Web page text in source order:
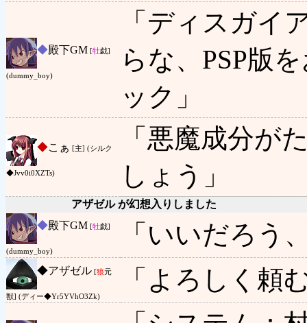
◆殿下GM [牡戯]
(dummy_boy)
「ディスガイ
らな、PSP版
ック」
◆こぁ [主] (シルク
◆Jvv0i0XZTs)
「悪魔成分が
しょう」
アザゼル が幻想入りしました
◆殿下GM [牡戯]
(dummy_boy)
「いいだろう
◆アザゼル [狼元
獣] (ディー◆Yr5YVhO3Zk)
「よろしく頼